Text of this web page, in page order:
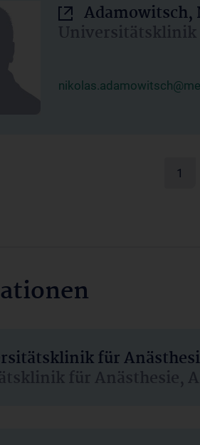
Adamowitsch,
Universitätsklinik
1
für
für Anästhesie,